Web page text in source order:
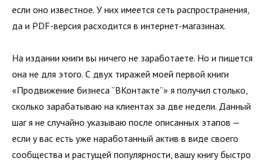
если оно из­вестное. У них имеется сеть распространения,
да и PDF-версия расходится в интернет-магазинах.
На издании книги вы ничего не заработаете. Но и пишется
она не для этого. С двух тиражей моей первой книги
«Про­движение бизнеса “ВКонтакте”» я получил столько,
сколько зарабатываю на клиентах за две недели. Данный
шаг я не случайно указываю после описанных этапов —
если у вас есть уже наработанный актив в виде своего
сообщества и растущей популярности, вашу книгу быстро